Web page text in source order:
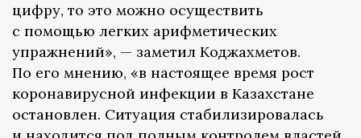
цифру, то это можно осуществить
с помощью легких арифметических
упражнений», — заметил Коджахметов.
По его мнению, «в настоящее время рост
коронавирусной инфекции в Казахстане
остановлен. Ситуация стабилизировалась